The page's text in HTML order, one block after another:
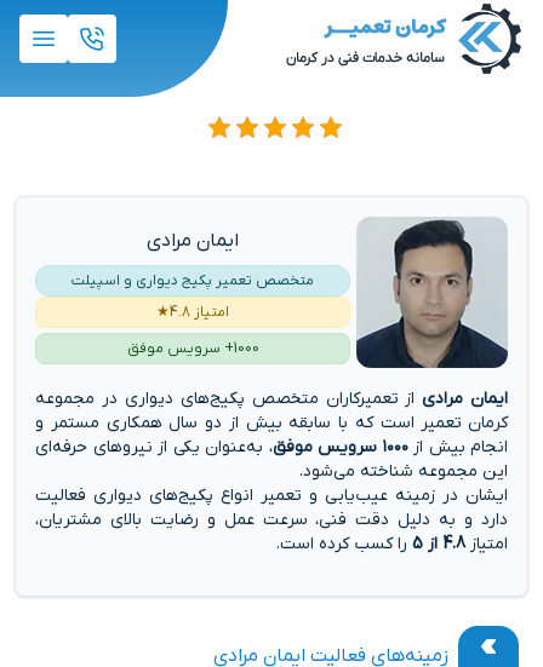
ایمان مرادی
متخصص تعمیر پکیج دیواری و اسپیلت
امتیاز 4.8★
1000+ سرویس موفق
ایمان مرادی از تعمیرکاران متخصص پکیج‌های دیواری در مجموعه
کرمان تعمیر است که با سابقه بیش از دو سال همکاری مستمر و
انجام بیش از۱۰۰۰ سرویس موفق
، به‌عنوان یکی از نیروهای حرفه‌ای
این مجموعه شناخته می‌شود.
ایشان در زمینه عیب‌یابی و تعمیر انواع پکیج‌های دیواری فعالیت
دارد و به دلیل دقت فنی، سرعت عمل و رضایت بالای مشتریان،
امتیاز4.8 از 5 را کسب کرده است.
زمینه‌های فعالیت ایمان مرادی